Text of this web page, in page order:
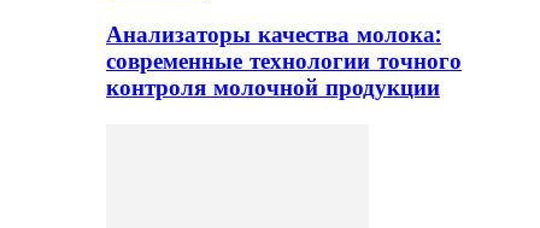
Анализаторы качества молока:
современные технологии точного
контроля молочной продукции